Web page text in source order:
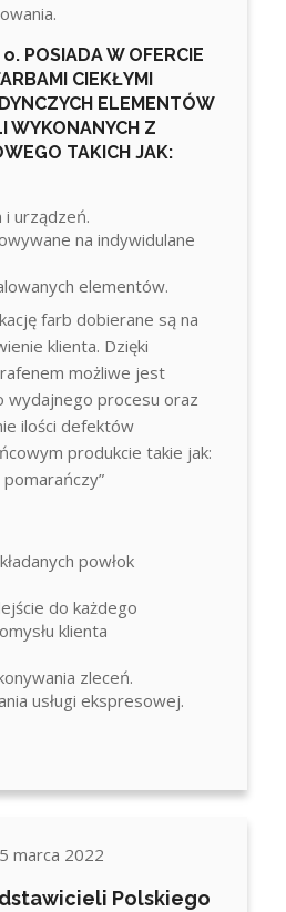
POSIADA W OFERCIE
CIEKŁYMI
ELEMENTÓW
WYKONANYCH Z
TAKICH JAK:
i urządzeń.
na indywidulane
elementów.
farb dobierane są na
klienta. Dzięki
możliwe jest
wydajnego procesu oraz
ilości defektów
produkcie takie jak:
powłok
do każdego
klienta
zleceń.
usługi ekspresowej.
marca 2022
Polskiego